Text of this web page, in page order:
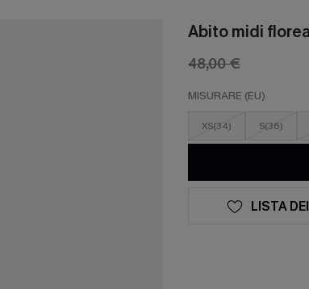
Abito midi
48,00 €
MISURARE (EU)
XS(34) S(36)
LISTA